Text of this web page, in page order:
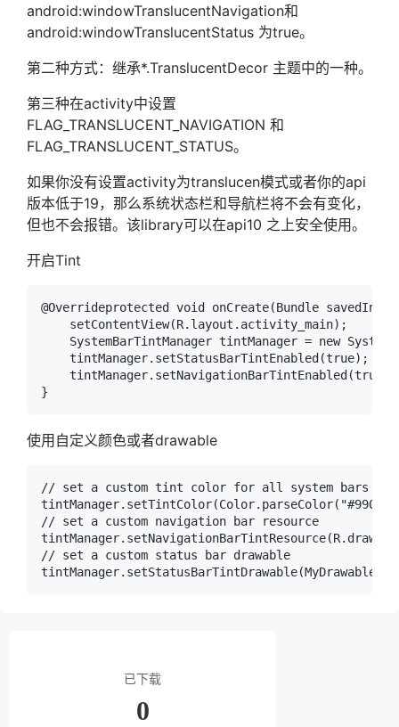
android:windowTranslucentNavigation和
android:windowTranslucentStatus 为true。
第二种方式：继承*.TranslucentDecor 主题中的一种。
第三种在activity中设置
FLAG_TRANSLUCENT_NAVIGATION 和
FLAG_TRANSLUCENT_STATUS。
如果你没有设置activity为translucen模式或者你的api
版本低于19，那么系统状态栏和导航栏将不会有变化，
但也不会报错。该library可以在api10 之上安全使用。
开启Tint
@Overrideprotected void onCreate(Bundle
setContentView(R.layout.activity_main);    //
SystemBarTintManager tintManager = new
tintManager.setStatusBarTintEnabled(true);
tintManager.setNavigationBarTintEnabled(true);
使用自定义颜色或者drawable
// set a custom tint color for all system bars
// set a custom navigation bar resource
// set a custom status bar drawable
已下载
0